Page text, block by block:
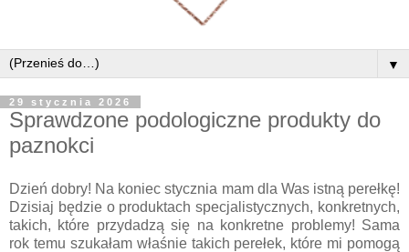
▼
29 stycznia 2026
Sprawdzone podologiczne produkty do
paznokci
Dzień dobry! Na koniec stycznia mam dla Was istną perełkę!
Dzisiaj będzie o produktach specjalistycznych, konkretnych,
takich, które przydadzą się na konkretne problemy! Sama
rok temu szukałam właśnie takich perełek, które mi pomogą